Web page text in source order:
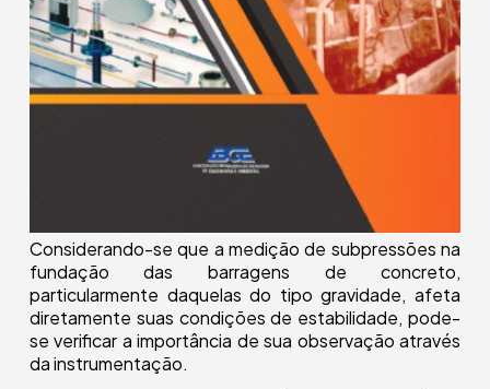
Considerando-se que a medição de subpressões na
fundação das barragens de concreto,
particularmente daquelas do tipo gravidade, afeta
diretamente suas condições de estabilidade, pode-
se verificar a importância de sua observação através
da instrumentação.